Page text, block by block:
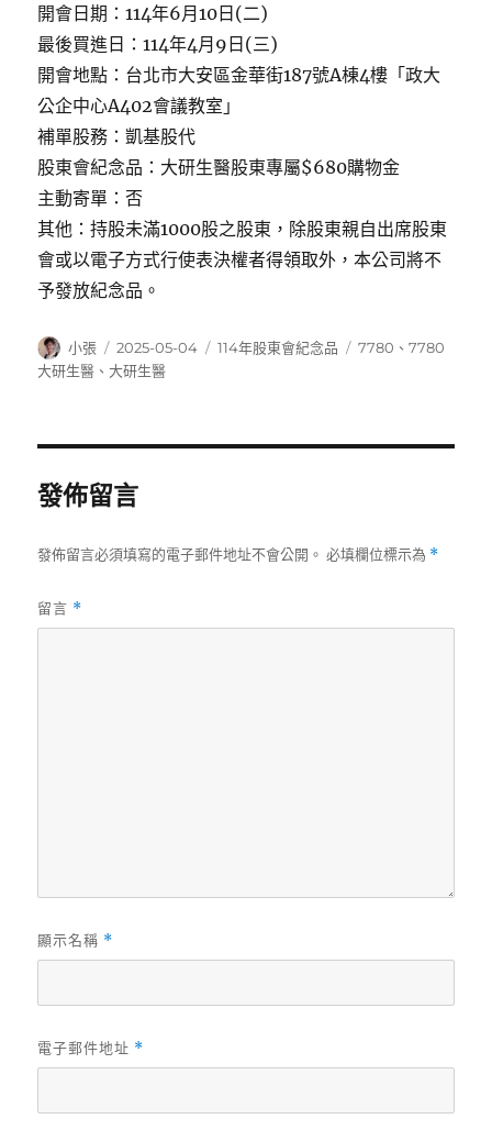
開會日期：114年6月10日(二)
最後買進日：114年4月9日(三)
開會地點：台北市大安區金華街187號A棟4樓「政大
公企中心A402會議教室」
補單股務：凱基股代
股東會紀念品：大研生醫股東專屬$680購物金
主動寄單：否
其他：持股未滿1000股之股東，除股東親自出席股東
會或以電子方式行使表決權者得領取外，本公司將不
予發放紀念品。
作
者
小張
發
佈
2025-05-04
分
114年股東會紀念品
標
7780 、7780
大研生醫 、大研生醫
發佈留言
發佈留言必須填寫的電子郵件地址不會公開。 必填欄位標示為 *
留言 *
顯示名稱 *
電子郵件地址 *